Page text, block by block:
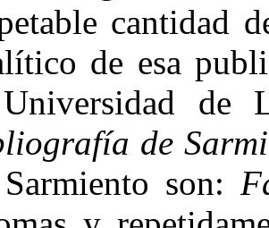
cantidad
de esa
de
de
son: